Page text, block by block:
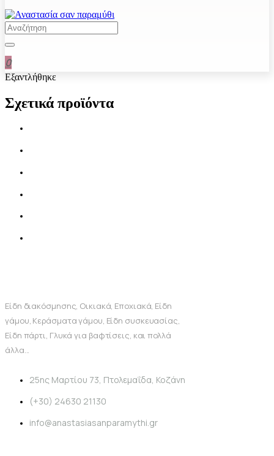
0
Εξαντλήθηκε
Σχετικά προϊόντα
Είδη διακόσμησης, Οικιακά, Εποχιακά, Είδη
γάμου, Κεράσματα γάμου, Είδη συσκευασίας,
Είδη πάρτι, Γλυκά για βαφτίσεις, και πολλά
άλλα...
25ης Μαρτίου 73, Πτολεμαΐδα, Κοζάνη
(+30) 24630 21130
info@anastasiasanparamythi.gr